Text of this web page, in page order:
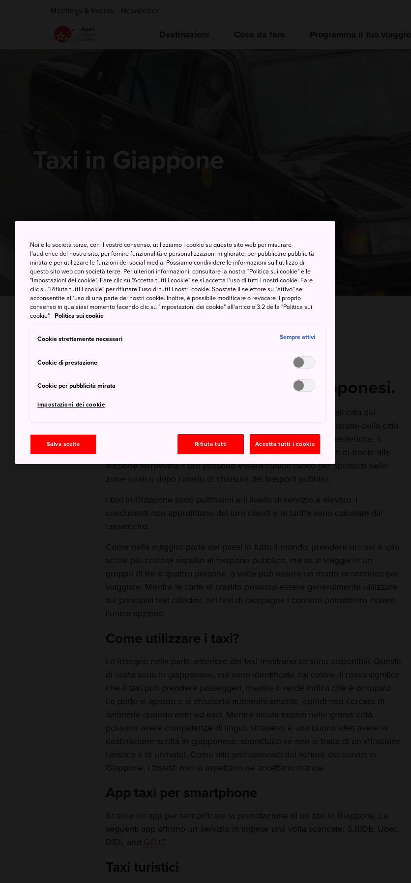
Meetings & Events Newsletter
Destinazioni Cose da fare Programma il tuo viaggio
Taxi in Giappone
INICIO Un aiuto per pianificare il viaggio Come muoversi Taxi in Giappone
comodamente con i taxi giapponesi.
Se ti dovesse capitare di cercare un taxi in una delle principali città del
Giappone, è probabile che non dovrai aspettare a lungo. Le strade della città
pullulano di taxi pronti a portarti a destinazione. Nelle aree periferiche, il
numero di taxi diminuisce, ma solitamente si possono trovare di fronte alla
stazione ferroviaria. I taxi possono essere l'unico modo per spostarsi nelle
zone rurali o dopo l'orario di chiusura dei trasporti pubblici.
I taxi in Giappone sono pulitissimi e il livello di servizio è elevato. I
conducenti non approfittano dei loro clienti e le tariffe sono calcolate dal
tassametro.
Come nella maggior parte dei paesi in tutto il mondo, prendere un taxi è una
scelta più costosa rispetto al trasporto pubblico, ma se si viaggia in un
gruppo di tre o quattro persone, a volte può essere un modo economico per
viaggiare. Mentre le carte di credito possono essere generalmente utilizzate
sui principali taxi cittadini, nei taxi di campagna i contanti potrebbero essere
l'unica opzione.
Come utilizzare i taxi?
Le insegne nella parte anteriore dei taxi mostrano se sono disponibili. Queste
di solito sono in giapponese, ma sono identificate dal colore. Il rosso significa
che il taxi può prendere passeggeri, mentre il verde indica che è occupato.
Le porte si aprono e si chiudono automaticamente, quindi non cercare di
azionarle quando entri ed esci. Mentre alcuni tassisti nelle grandi città
possono avere competenze di lingua straniera, è una buona idea avere la
destinazione scritta in giapponese, soprattutto se non si tratta di un'attrazione
turistica o di un hotel. Come altri professionisti del settore dei servizi in
Giappone, i tassisti non si aspettano né accettano mance.
App taxi per smartphone
Scarica un'app per semplificare la prenotazione di un taxi in Giappone. Le
seguenti app offrono un servizio in inglese una volta scaricate: S.RIDE, Uber,
DiDi, and GO
Taxi turistici
Noi e le società terze, con il vostro consenso, utilizziamo i cookie su questo sito web per misurare
l'audience del nostro sito, per fornire funzionalità e personalizzazioni migliorate, per pubblicare pubblicità
mirata e per utilizzare le funzioni dei social media. Possiamo condividere le informazioni sull'utilizzo di
questo sito web con società terze. Per ulteriori informazioni, consultare la nostra "Politica sui cookie" e le
"Impostazioni dei cookie". Fare clic su "Accetta tutti i cookie" se si accetta l'uso di tutti i nostri cookie. Fare
clic su "Rifiuta tutti i cookie" per rifiutare l'uso di tutti i nostri cookie. Spostate il selettore su "attivo" se
acconsentite all'uso di una parte dei nostri cookie. Inoltre, è possibile modificare o revocare il proprio
consenso in qualsiasi momento facendo clic su "Impostazioni dei cookie" all'articolo 3.2 della "Politica sui
cookie". Politica sui cookie
Cookie strettamente necessari Sempre attivi
Cookie di prestazione
Cookie per pubblicità mirata
Impostazioni dei cookie
Salva scelte Rifiuta tutti Accetta tutti i cookie